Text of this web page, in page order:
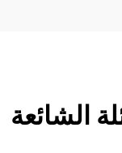
الشائعة